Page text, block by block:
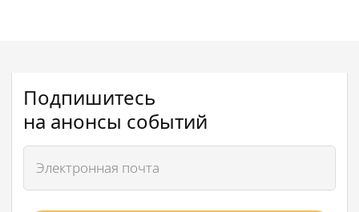
Подпишитесь
на анонсы событий